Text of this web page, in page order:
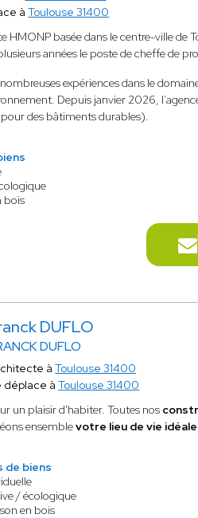
àToulouse 31400
HMONP basée dans le centre-ville de
années le poste de cheffe de
expériences dans le
Depuis janvier 2026,
pour des bâtiments durables).
bois
DUFLO
DUFLO
àToulouse 31400
déplace àToulouse 31400
un plaisir d'habiter. Toutes nos
ensemblevotre lieu de vie idéale
de biens
/ écologique
en bois